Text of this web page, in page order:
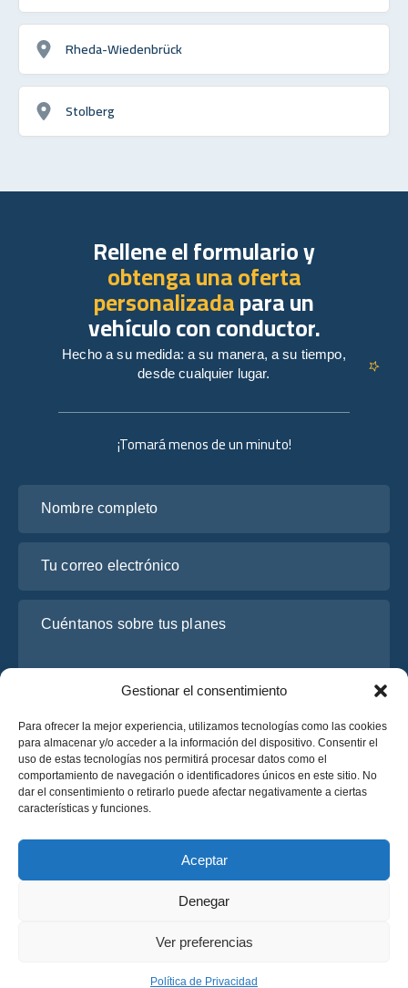
Gestionar el consentimiento
Para ofrecer la mejor experiencia, utilizamos tecnologías como las cookies
para almacenar y/o acceder a la información del dispositivo. Consentir el
uso de estas tecnologías nos permitirá procesar datos como el
comportamiento de navegación o identificadores únicos en este sitio. No
dar el consentimiento o retirarlo puede afectar negativamente a ciertas
características y funciones.
Aceptar
Denegar
Ver preferencias
Política de Privacidad
Rheda-Wiedenbrück
Stolberg
© 2025 OsaBus © Todos los derechos reservados.
¡Tomará menos de un minuto!
He leído y acepto laPolítica de Privacidadde OsaBus.
Solicite un presupuesto
Solicite un presupuesto
Rellene el formulario y
obtenga una oferta
personalizadapara un
vehículo con conductor.
Hecho a su medida: a su manera, a su tiempo,
desde cualquier lugar.